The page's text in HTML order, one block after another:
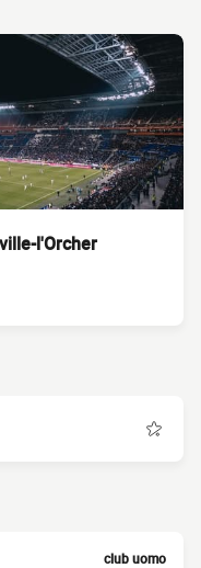
l'Orcher
club uomo